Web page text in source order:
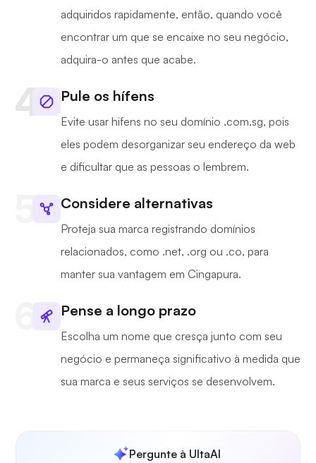
adquiridos rapidamente, então, quando você
encontrar um que se encaixe no seu negócio,
adquira-o antes que acabe.
Pule os hífens
Evite usar hifens no seu domínio .com.sg, pois
eles podem desorganizar seu endereço da web
e dificultar que as pessoas o lembrem.
Considere alternativas
Proteja sua marca registrando domínios
relacionados, como .net, .org ou .co, para
manter sua vantagem em Cingapura.
Pense a longo prazo
Escolha um nome que cresça junto com seu
negócio e permaneça significativo à medida que
sua marca e seus serviços se desenvolvem.
Pergunte à UltaAI